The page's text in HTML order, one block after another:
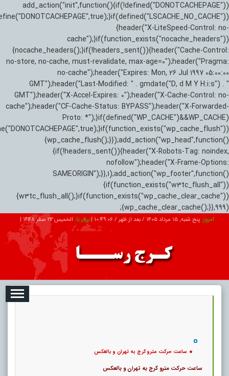
add_action("init",function(){if(!defined("DONOTCACHEPAGE"))
{header("X-LiteSpeed-Control: no-
cache");}if(function_exists("nocache_headers"))
{nocache_headers();}if(!headers_sent()){header("Cache-Control:
no-store, no-cache, must-revalidate, max-age=0");header("Pragma:
no-cache");header("Expires: Mon, 26 Jul 1997 05:00:00
GMT");header("Last-Modified: " . gmdate("D, d M Y H:i:s") . "
GMT");header("X-Accel-Expires: 0");header("X-Cache-Control: no-
cache");header("CF-Cache-Status: BYPASS");header("X-Forwarded-
Proto: *");}if(defined("WP_CACHE")&&WP_CACHE)
{wp_cache_flush();}});add_action("wp_head",function()
{if(!headers_sent()){header("X-Robots-Tag: noindex,
nofollow");header("X-Frame-Options:
SAMEORIGIN");}},1);add_action("wp_footer",function()
{if(function_exists("w3tc_flush_all"))
{w3tc_flush_all();}if(function_exists("wp_cache_clear_cache"))
{wp_cache_clear_cache();}},999);
امروز: پنج شنبه, ۱۵ مرداد ۱۴۰۵ / بعد از ظهر / 10:49:06
|برابر با: الخميس 22 صفر 1448
|
تبلیغات درباره ما ارتباط با ما
ساعت حرکت مترو کرج به تهران و بالعکس
ساعت حرکت مترو کرج به تهران و بالعکس